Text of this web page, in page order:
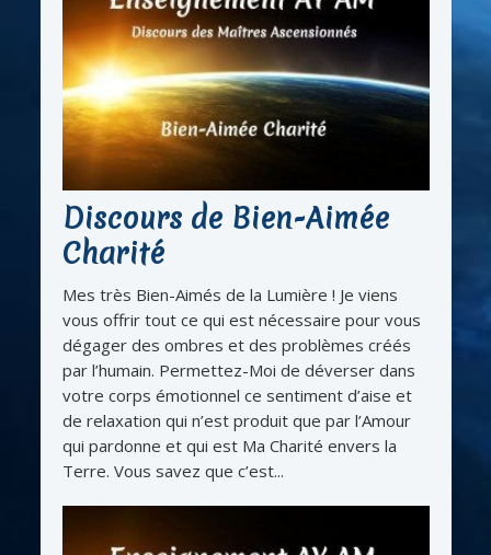
Discours de Bien-Aimée
Charité
Mes très Bien-Aimés de la Lumière ! Je viens
vous offrir tout ce qui est nécessaire pour vous
dégager des ombres et des problèmes créés
par l’humain. Permettez-Moi de déverser dans
votre corps émotionnel ce sentiment d’aise et
de relaxation qui n’est produit que par l’Amour
qui pardonne et qui est Ma Charité envers la
Terre. Vous savez que c’est...